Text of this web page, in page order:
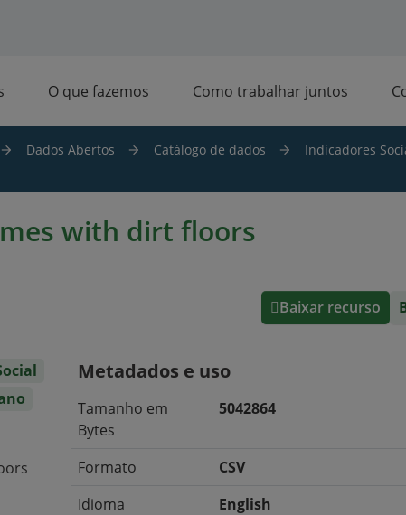
O que fazemos Como trabalhar juntos
Dados Abertos Catálogo de dados
Indicadores
with dirt floors
Baixar recurso
Metadados e uso
Tamanho em
Bytes
5042864
Formato
CSV
Idioma
English